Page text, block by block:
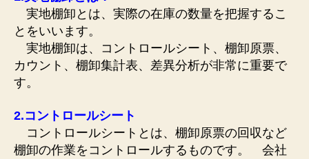
実地棚卸とは、実際の在庫の数量を把握するこ
とをいいます。
実地棚卸は、コントロールシート、棚卸原票、
カウント、棚卸集計表、差異分析が非常に重要で
す。
2.コントロールシート
コントロールシートとは、棚卸原票の回収など
棚卸の作業をコントロールするものです。 会社